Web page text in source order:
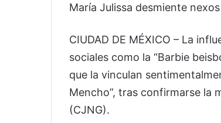
María Julissa desmiente
CIUDAD DE MÉXICO – La
sociales como la “Barbie
que la vinculan
Mencho”, tras confirmarse la
(CJNG).